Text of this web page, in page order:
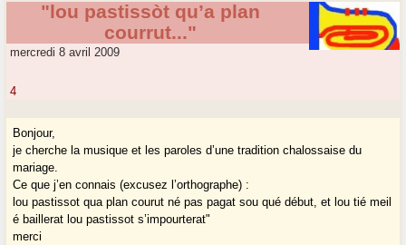
"lou pastissòt qu’a plan
courrut..."
mercredi 8 avril 2009
4
Bonjour,
je cherche la musique et les paroles d’une tradition chalossaise du
mariage.
Ce que j’en connais (excusez l’orthographe) :
lou pastissot qua plan courut né pas pagat sou qué début, et lou tié meil
é baillerat lou pastissot s’impourterat"
merci